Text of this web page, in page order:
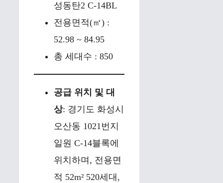
성동탄2 C-14BL
전용면적(㎡) :
52.98 ~ 84.95
총 세대수 : 850
공급 위치 및 대
상: 경기도 화성시
오산동 1021번지
일원 C-14블록에
위치하며, 전용면
적 52m² 520세대,